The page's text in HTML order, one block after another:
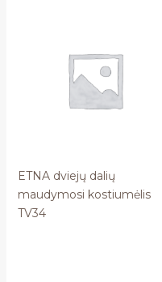
ETNA dviejų dalių
maudymosi kostiumėlis
TV34